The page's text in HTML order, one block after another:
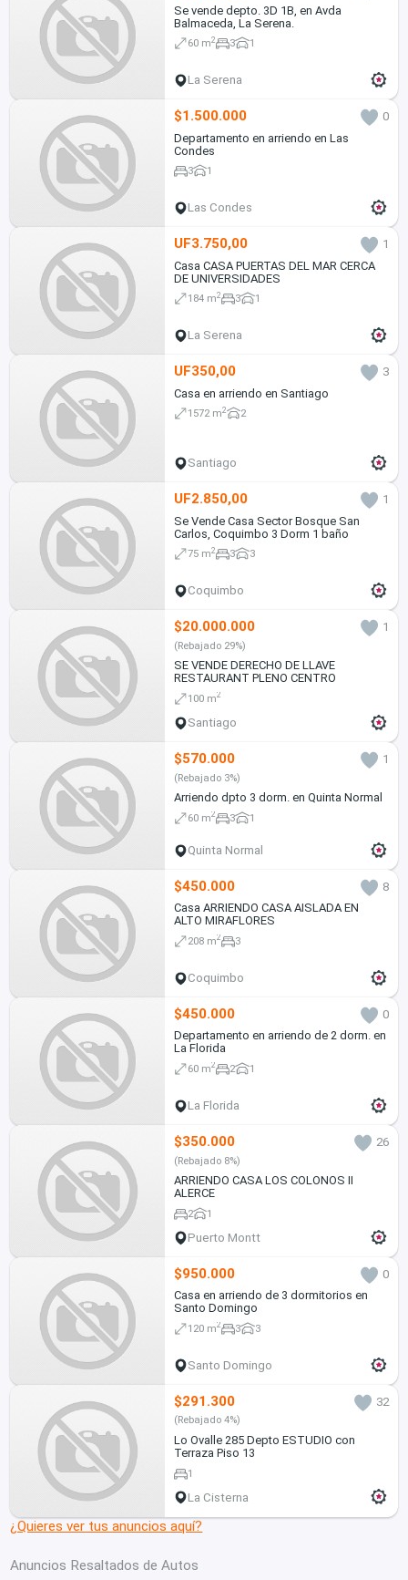
Se vende depto. 3D 1B, en Avda
Balmaceda, La Serena.
60 m2 3 1
La Serena
$1.500.000
0
Departamento en arriendo en Las
Condes
3 1
Las Condes
UF3.750,00
1
Casa CASA PUERTAS DEL MAR CERCA
DE UNIVERSIDADES
184 m2 3 1
La Serena
UF350,00
3
Casa en arriendo en Santiago
1572 m2 2
Santiago
UF2.850,00
1
Se Vende Casa Sector Bosque San
Carlos, Coquimbo 3 Dorm 1 baño
75 m2 3 3
Coquimbo
$20.000.000 1
(Rebajado 29%)
SE VENDE DERECHO DE LLAVE
RESTAURANT PLENO CENTRO
100 m2
Santiago
$570.000 1
(Rebajado 3%)
Arriendo dpto 3 dorm. en Quinta Normal
60 m2 3 1
Quinta Normal
$450.000
8
Casa ARRIENDO CASA AISLADA EN
ALTO MIRAFLORES
208 m2 3
Coquimbo
$450.000
0
Departamento en arriendo de 2 dorm. en
La Florida
60 m2 2 1
La Florida
$350.000 26
(Rebajado 8%)
ARRIENDO CASA LOS COLONOS II
ALERCE
2 1
Puerto Montt
$950.000
0
Casa en arriendo de 3 dormitorios en
Santo Domingo
120 m2 3 3
Santo Domingo
$291.300 32
(Rebajado 4%)
Lo Ovalle 285 Depto ESTUDIO con
Terraza Piso 13
1
La Cisterna
¿Quieres ver tus anuncios aquí?
Anuncios Resaltados de Autos